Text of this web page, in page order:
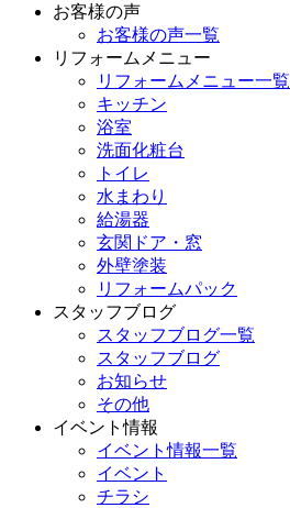
お客様の声
お客様の声一覧
リフォームメニュー
リフォームメニュー一覧
キッチン
浴室
洗面化粧台
トイレ
水まわり
給湯器
玄関ドア・窓
外壁塗装
リフォームパック
スタッフブログ
スタッフブログ一覧
スタッフブログ
お知らせ
その他
イベント情報
イベント情報一覧
イベント
チラシ